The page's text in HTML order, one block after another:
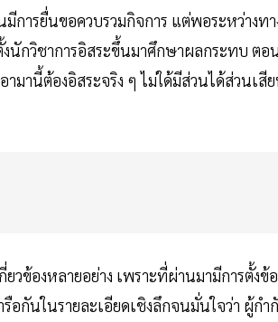
การยื่นขอควบรวมกิจการ แต่พอระหว่างท
นักวิชาการอิสระขึ้นมาศึกษาผลกระทบ ตอ
ามานี้ต้องอิสระจริง ๆ ไม่ใด้มีส่วนได้ส่วนเสี
ข้องหลายอย่าง เพราะที่ผ่านมามีการตั้งข้
กันในรายละเอียดเชิงลึกจนมั่นใจว่า ผู้ก